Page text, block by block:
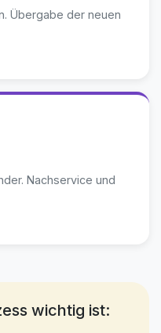
Übergabe der neuen
Nachservice und
wichtig ist: